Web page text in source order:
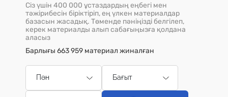
Сіз үшін 400 000 ұстаздардың еңбегі мен
тәжірибесін біріктіріп, ең үлкен материалдар
базасын жасадық. Төменде пәніңізді белгілеп,
керек материалды алып сабағыңызға қолдана
аласыз
Барлығы 663 959 материал жиналған
Пән Бағыт